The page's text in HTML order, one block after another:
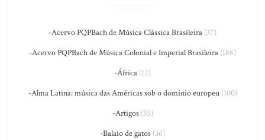
-Acervo PQPBach de Música Clássica Brasileira (37)
-Acervo PQPBach de Música Colonial e Imperial Brasileira (186)
-África (12)
-Alma Latina: música das Américas sob o domínio europeu(100)
-Artigos(35)
-Balaio de gatos (36)